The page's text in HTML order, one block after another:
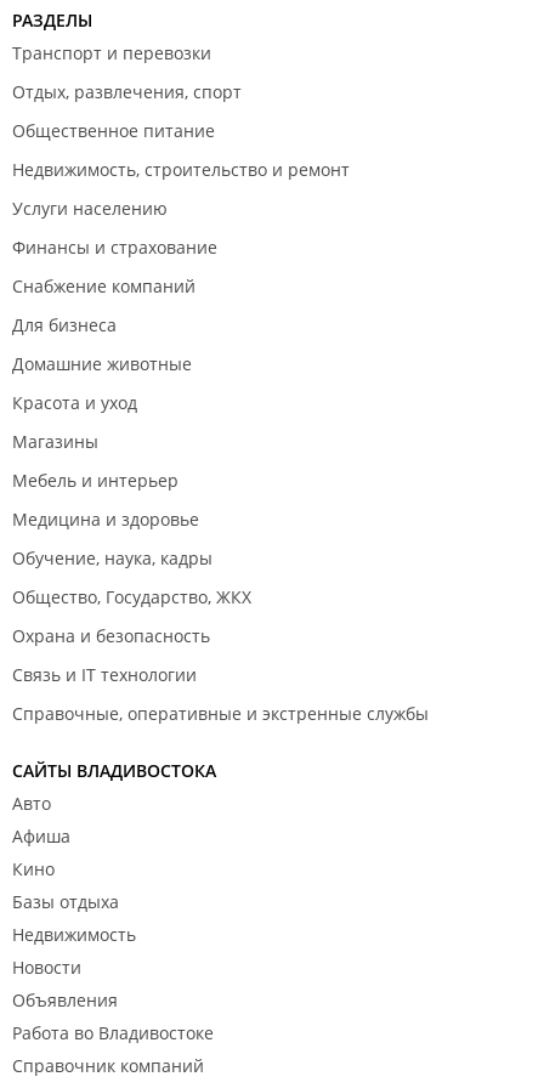
Краевое государственное автономное учреждение "МФЦ
Приморского края".
РАЗДЕЛЫ
Транспорт и перевозки
Отдых, развлечения, спорт
Общественное питание
Недвижимость, строительство и ремонт
Услуги населению
Финансы и страхование
Снабжение компаний
Для бизнеса
Домашние животные
Красота и уход
Магазины
Мебель и интерьер
Медицина и здоровье
Обучение, наука, кадры
Общество, Государство, ЖКХ
Охрана и безопасность
Связь и IT технологии
Справочные, оперативные и экстренные службы
САЙТЫ ВЛАДИВОСТОКА
Авто
Афиша
Кино
Базы отдыха
Недвижимость
Новости
Объявления
Работа во Владивостоке
Справочник компаний